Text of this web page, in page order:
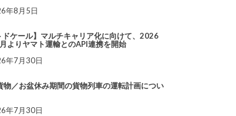
年8月5日
ドケール】マルチキャリア化に向けて、2026
よりヤマト運輸とのAPI連携を開始
年7月30日
物／お盆休み期間の貨物列車の運転計画につい
年7月30日